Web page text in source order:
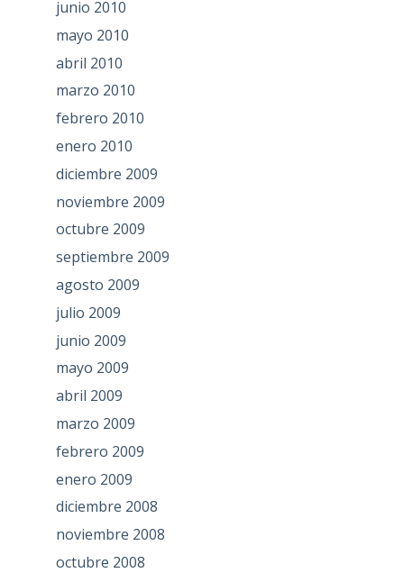
junio 2010
mayo 2010
abril 2010
marzo 2010
febrero 2010
enero 2010
diciembre 2009
noviembre 2009
octubre 2009
septiembre 2009
agosto 2009
julio 2009
junio 2009
mayo 2009
abril 2009
marzo 2009
febrero 2009
enero 2009
diciembre 2008
noviembre 2008
octubre 2008